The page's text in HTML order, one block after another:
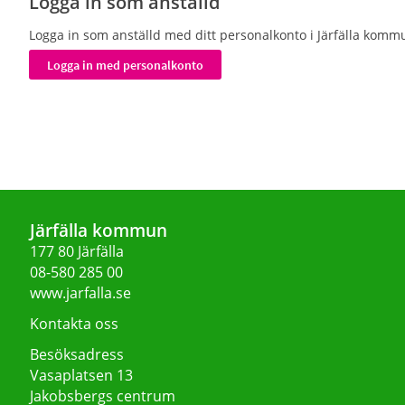
Logga in som anställd med ditt personalkonto i Järfälla
Järfälla kommun
177 80 Järfälla
08-580 285 00
www.jarfalla.se
Kontakta oss
Besöksadress
Vasaplatsen 13
Jakobsbergs centrum